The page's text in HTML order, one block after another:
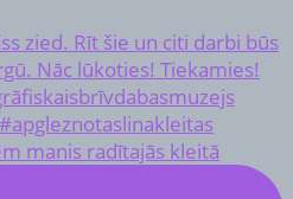
manis radītajās kleitā